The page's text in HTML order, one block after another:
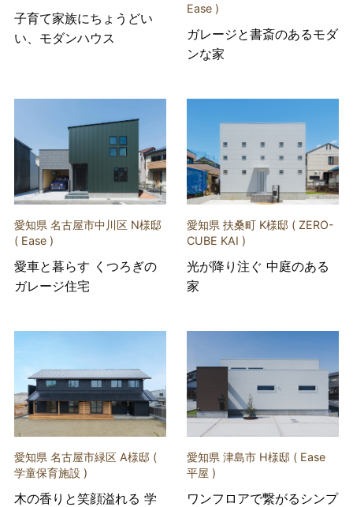
子育て家族にちょうどい
い、モダンハウス
Ease )
ガレージと書斎のあるモダ
ンな家
愛知県 名古屋市中川区 N様邸
( Ease )
愛車と暮らす くつろぎの
ガレージ住宅
愛知県 扶桑町 K様邸 ( ZERO-
CUBE KAI )
光が降り注ぐ 中庭のある
家
愛知県 名古屋市緑区 A様邸 (
学童保育施設 )
木の香りと笑顔溢れる 学
愛知県 津島市 H様邸 ( Ease
平屋 )
ワンフロアで繋がるシンプ